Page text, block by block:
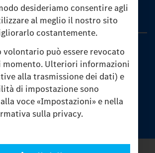
desideriamo consentire agli
al meglio il nostro sito
costantemente.
volontario può essere revocato
momento. Ulteriori informazioni
alla trasmissione dei dati) e
di impostazione sono
voce «Impostazioni» e nella
sulla privacy.